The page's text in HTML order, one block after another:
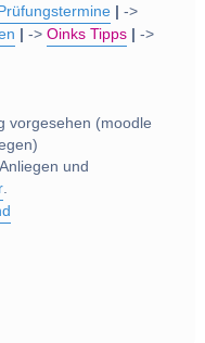
Prüfungstermine
->
->Oinks Tipps
->
vorgesehen (moodle
und
.